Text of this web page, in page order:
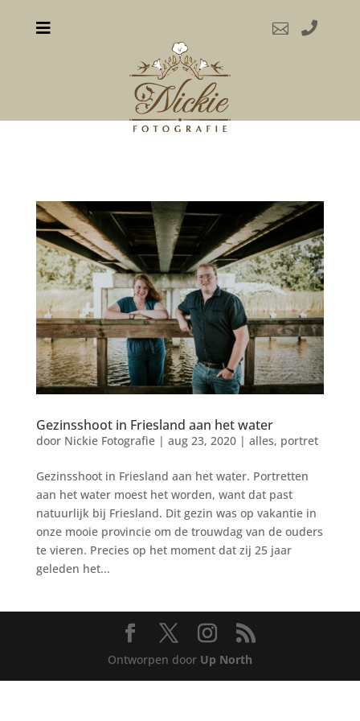
  
Gezinsshoot in Friesland aan het water
door Nickie Fotografie| aug 23, 2020| alles, portret
Gezinsshoot in Friesland aan het water. Portretten
aan het water moest het worden, want dat past
natuurlijk bij Friesland. Dit gezin was op vakantie in
onze mooie provincie om de trouwdag van de ouders
te vieren. Precies op het moment dat zij 25 jaar
geleden het...
Ontworpen door Up North